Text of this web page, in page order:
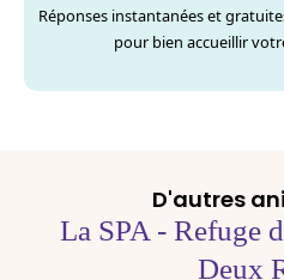
Réponses instantanées et
pour bien accueillir
D'autres
La SPA - Refuge
Deux